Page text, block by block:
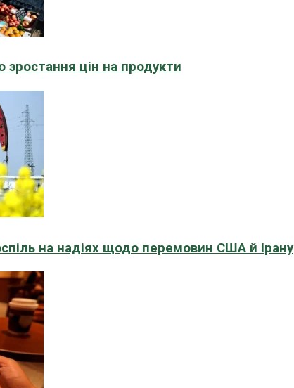
цін на продукти
на надіях щодо перемовин США й Ірану